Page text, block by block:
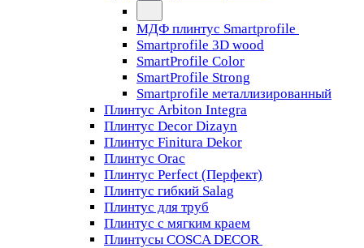
МДФ плинтус Smartprofile
Smartprofile 3D wood
SmartProfile Color
SmartProfile Strong
Smartprofile металлизированный
Плинтус Arbiton Integra
Плинтус Decor Dizayn
Плинтус Finitura Dekor
Плинтус Orac
Плинтус Perfect (Перфект)
Плинтус гибкий Salag
Плинтус для труб
Плинтус с мягким краем
Плинтусы COSCA DECOR